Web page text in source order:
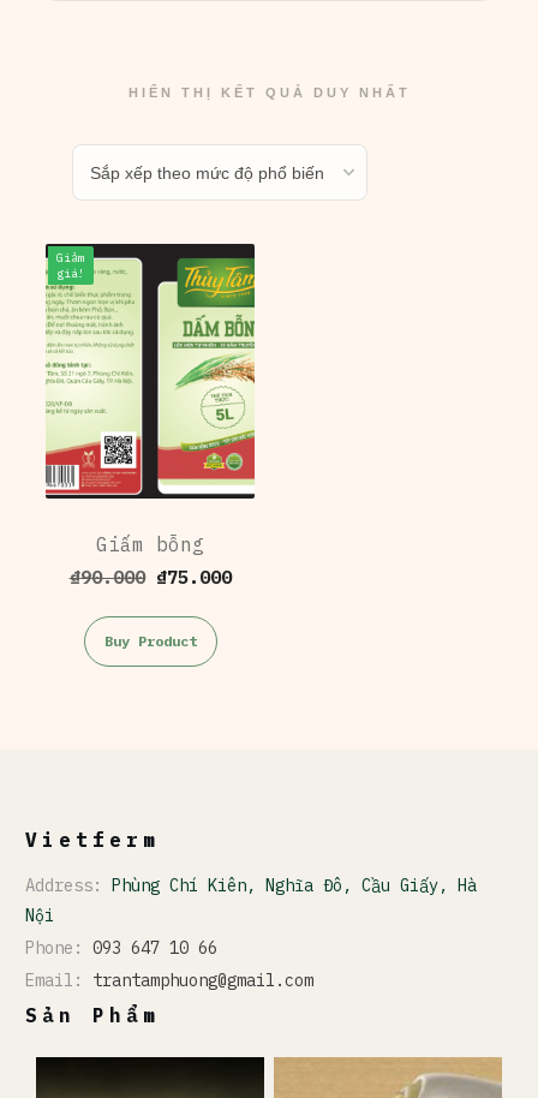
HIỂN THỊ KẾT QUẢ DUY NHẤT
Giảm
giá!
Giấm bỗng
₫90.000 Giá
₫90.000.
₫75.000Giá
Buy Product
Vietferm
Address: Phùng Chí Kiên, Nghĩa Đô, Cầu Giấy, Hà
Nội
Phone: 093 647 10 66
Email: trantamphuong@gmail.com
Sản Phẩm